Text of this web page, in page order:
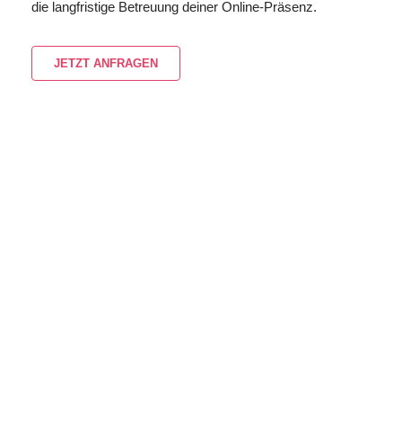
die langfristige Betreuung deiner Online-Präsenz.
JETZT ANFRAGEN